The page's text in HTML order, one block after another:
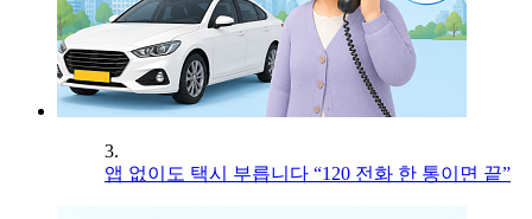
3.
앱 없이도 택시 부릅니다 “120 전화 한 통이면 끝”